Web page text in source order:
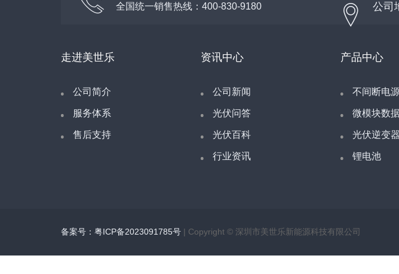
全国统一销售热线：400-830-9180 公司
走进美世乐
公司简介
服务体系
售后支持
资讯中心
公司新闻
光伏问答
光伏百科
行业资讯
产品中心
不间断电
微模块数
光伏逆变器
锂电池
备案号：粤ICP备2023091785号 | Copyright © 深圳市美世乐新能源科技有限公司